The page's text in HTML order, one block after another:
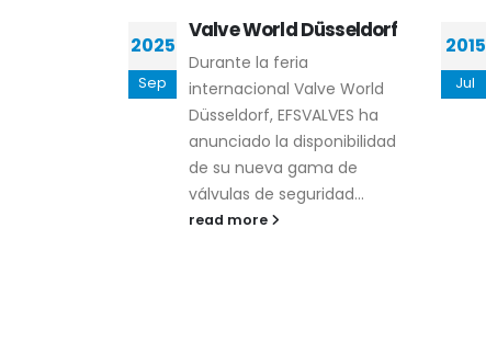
2025
Sep
Valve World Düsseldorf
Durante la feria
internacional Valve World
Düsseldorf, EFSVALVES ha
anunciado la disponibilidad
de su nueva gama de
válvulas de seguridad...
read more
2015
Jul